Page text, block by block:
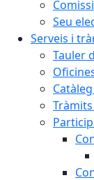
Seu
Serveis i
Tauler